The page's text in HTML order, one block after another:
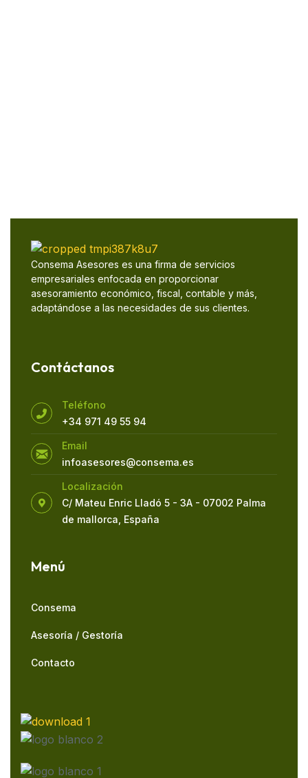
Consema Asesores es una firma de servicios
empresariales enfocada en proporcionar
asesoramiento económico, fiscal, contable y más,
adaptándose a las necesidades de sus clientes.
Contáctanos
Teléfono
+34 971 49 55 94
Email
infoasesores@consema.es
Localización
C/ Mateu Enric Lladó 5 - 3A - 07002 Palma
de mallorca, España
Menú
Consema
Asesoría / Gestoría
Contacto